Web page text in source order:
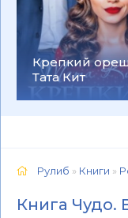
Крепкий
Тата Кит
Рулиб » Книги »
Книга Чудо.